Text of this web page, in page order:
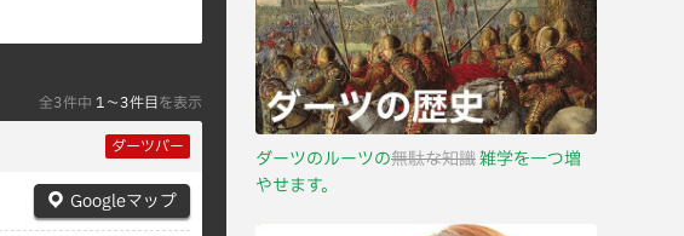
全3件中 1〜3件目を表示
ダーツバー
Googleマップ
ダーツのルーツの無駄な知識雑学を一つ増
やせます。